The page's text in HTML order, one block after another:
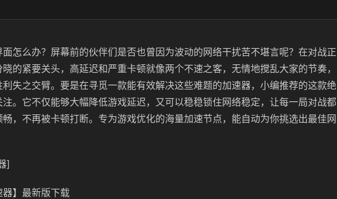
怎么办？屏幕前的伙伴们是否也曾因为波动的网络干扰苦不堪言呢？在对战正
的紧要关头，高延迟和严重卡顿就像两个不速之客，无情地搅乱大家的节奏，
利失之交臂。要是在寻觅一款能有效解决这些难题的加速器，小编推荐的这款绝
注。它不仅能够大幅降低游戏延迟，又可以稳稳锁住网络稳定，让每一局对战都
，不再被卡顿打断。专为游戏优化的海量加速节点，能自动为你挑选出最佳网
]
器】最新版下载